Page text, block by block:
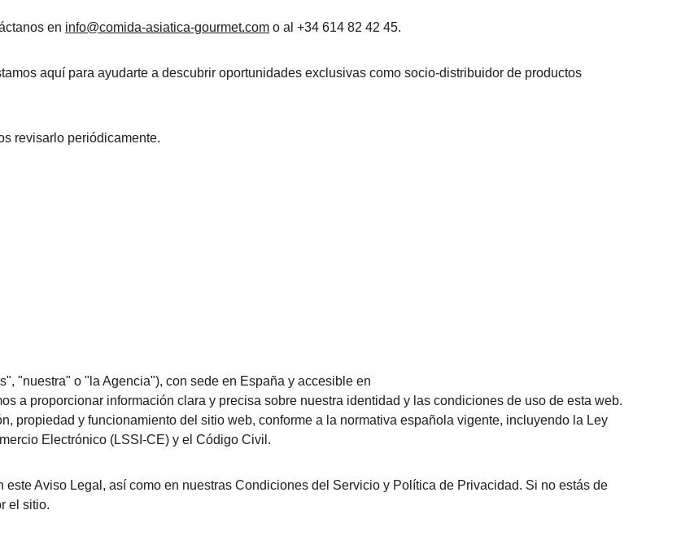
en info@comida-asiatica-gourmet.com o al +34 614 82 42 45.
aquí para ayudarte a descubrir oportunidades exclusivas como socio-distribuidor de productos
revisarlo periódicamente.
"nuestra" o "la Agencia"), con sede en España y accesible en
a proporcionar información clara y precisa sobre nuestra identidad y las condiciones de uso de esta web.
propiedad y funcionamiento del sitio web, conforme a la normativa española vigente, incluyendo la Ley
Electrónico (LSSI-CE) y el Código Civil.
Aviso Legal, así como en nuestras Condiciones del Servicio y Política de Privacidad. Si no estás de
el sitio.